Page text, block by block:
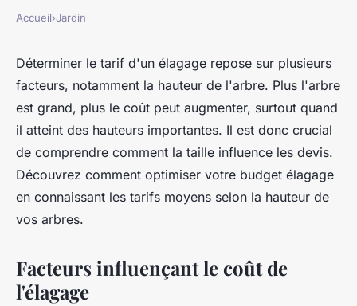
Tarif d'un élagage : cela
repose sur la hauteur de
l'arbre
franck•21 août 2024•3 min de lecture
Accueil›Jardin
Déterminer le tarif d'un élagage repose sur plusieurs
facteurs, notamment la hauteur de l'arbre. Plus l'arbre
est grand, plus le coût peut augmenter, surtout quand
il atteint des hauteurs importantes. Il est donc crucial
de comprendre comment la taille influence les devis.
Découvrez comment optimiser votre budget élagage
en connaissant les tarifs moyens selon la hauteur de
vos arbres.
Facteurs influençant le coût de
l'élagage